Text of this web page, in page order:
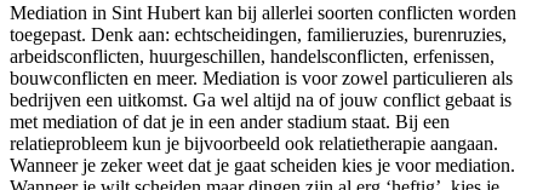
Mediation in Sint Hubert kan bij allerlei soorten conflicten worden
toegepast. Denk aan: echtscheidingen, familieruzies, burenruzies,
arbeidsconflicten, huurgeschillen, handelsconflicten, erfenissen,
bouwconflicten en meer. Mediation is voor zowel particulieren als
bedrijven een uitkomst. Ga wel altijd na of jouw conflict gebaat is
met mediation of dat je in een ander stadium staat. Bij een
relatieprobleem kun je bijvoorbeeld ook relatietherapie aangaan.
Wanneer je zeker weet dat je gaat scheiden kies je voor mediation.